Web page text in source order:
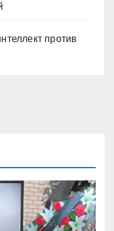
против